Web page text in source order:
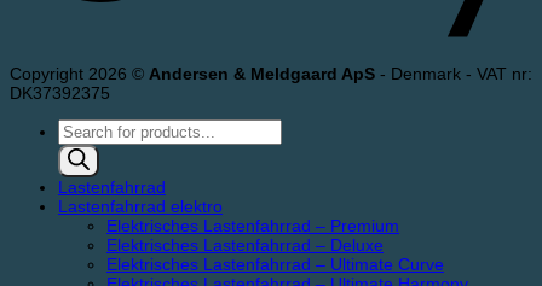
Copyright 2026 © Andersen & Meldgaard ApS - Denmark - VAT nr:
DK37392375
Products
search
Lastenfahrrad
Lastenfahrrad elektro
Elektrisches Lastenfahrrad – Premium
Elektrisches Lastenfahrrad – Deluxe
Elektrisches Lastenfahrrad – Ultimate Curve